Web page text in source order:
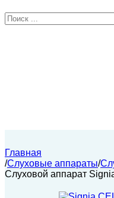
Главная
/Слуховые аппараты/
Слуховой аппарат